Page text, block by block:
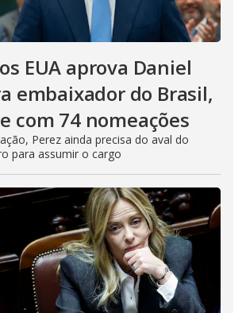
EUA aprova Daniel
embaixador do Brasil,
com 74 nomeações
Perez ainda precisa do aval do
para assumir o cargo